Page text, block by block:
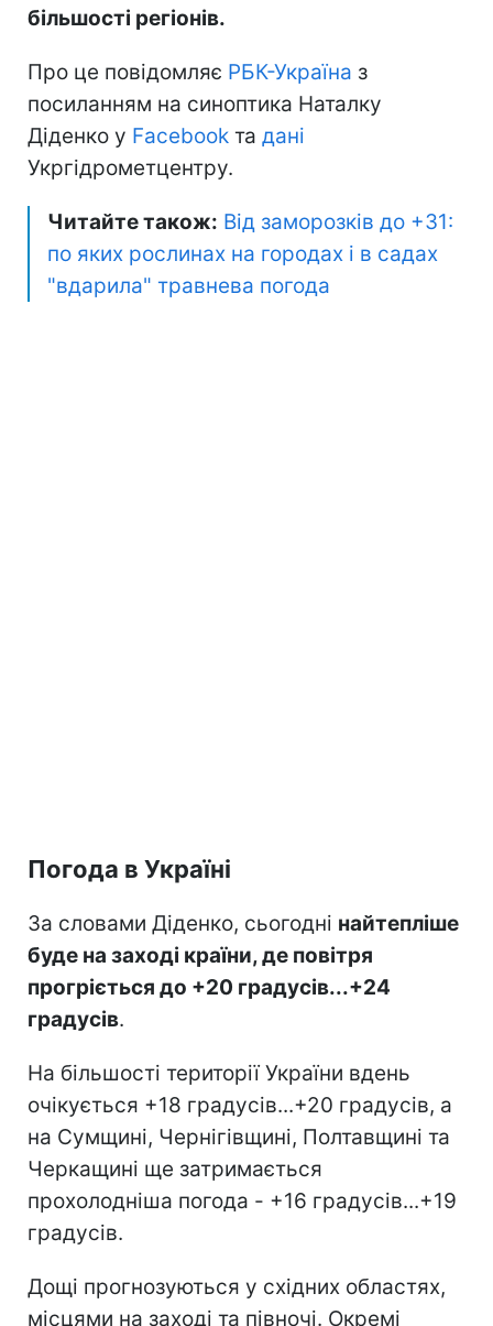
більшості регіонів.
Про це повідомляє РБК-Україна з
посиланням на синоптика Наталку
Діденко у Facebook та дані
Укргідрометцентру.
Читайте також: Від заморозків до +31:
по яких рослинах на городах і в садах
"вдарила" травнева погода
Погода в Україні
За словами Діденко, сьогодні найтепліше
буде на заході країни, де повітря
прогріється до +20 градусів...+24
градусів.
На більшості території України вдень
очікується +18 градусів...+20 градусів, а
на Сумщині, Чернігівщині, Полтавщині та
Черкащині ще затримається
прохолодніша погода - +16 градусів...+19
градусів.
Дощі прогнозуються у східних областях,
місцями на заході та півночі. Окремі